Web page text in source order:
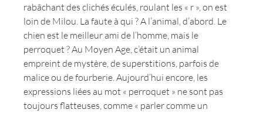
rabâchant des clichés éculés, roulant les « r », on est
loin de Milou. La faute à qui ? A l’animal, d’abord. Le
chien est le meilleur ami de l’homme, mais le
perroquet ? Au Moyen Age, c’était un animal
empreint de mystère, de superstitions, parfois de
malice ou de fourberie. Aujourd’hui encore, les
expressions liées au mot « perroquet » ne sont pas
toujours flatteuses, comme « parler comme un